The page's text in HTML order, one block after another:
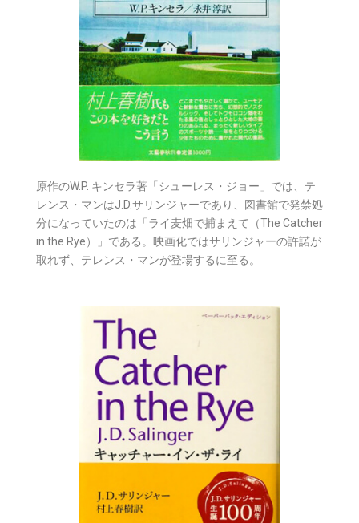
原作のW.P. キンセラ著「シューレス・ジョー」では、テ
レンス・マンはJ.D.サリンジャーであり、図書館で発禁処
分になっていたのは「ライ麦畑で捕まえて（The Catcher
in the Rye）」である。映画化ではサリンジャーの許諾が
取れず、テレンス・マンが登場するに至る。